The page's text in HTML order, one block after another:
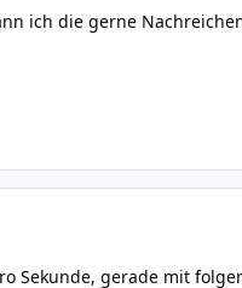
ich die gerne
Sekunde, gerade mit